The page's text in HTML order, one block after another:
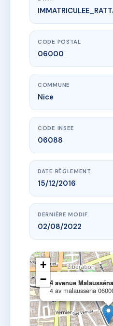
www.vme.plus/
4 avenue Malausséna
4 av malaussena
CODE POSTAL
06000
COMMUNE
Nice
CODE INSEE
06088
DATE RÈGLEMENT
15/12/2016
DERNIÈRE MODIF.
02/08/2022
4 avenue
4 av malaussena
+
−